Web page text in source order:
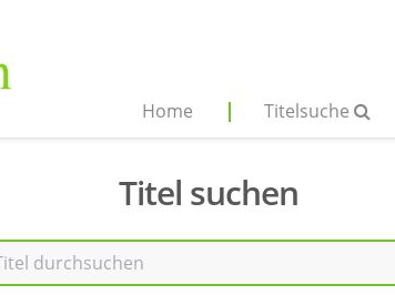
Home Titelsuche
Titel suchen